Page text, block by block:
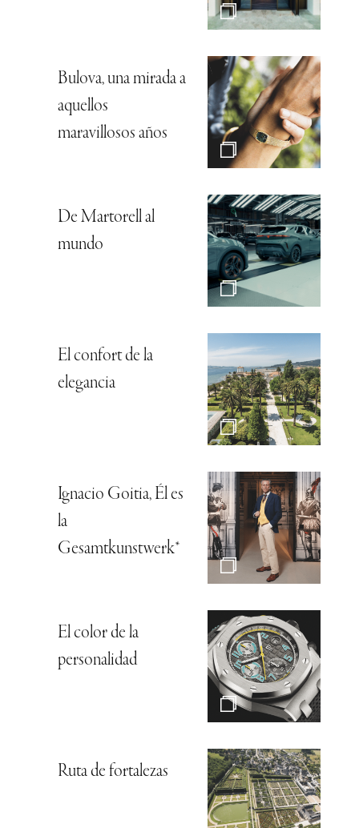
Bulova, una mirada a
aquellos
maravillosos años
De Martorell al
mundo
El confort de la
elegancia
Ignacio Goitia, Él es
la
Gesamtkunstwerk*
El color de la
personalidad
Ruta de fortalezas